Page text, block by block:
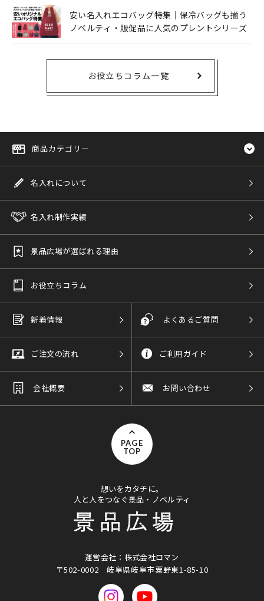
安い名入れエコバッグ特集｜保冷バッグも揃う
ノベルティ・販促品に人気のプレントシリーズ
お役立ちコラム一覧
商品カテゴリー
名入れについて
名入れ制作実績
景品広場が選ばれる理由
お役立ちコラム
新着情報 よくあるご質問
ご注文の流れ ご利用ガイド
会社概要 お問い合わせ
PAGE
TOP
想いをカタチに。
人と人をつなぐ景品・ノベルティ
運営会社：株式会社ロマン
〒502-0002岐阜県岐阜市粟野東1-85-10